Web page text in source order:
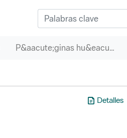
P&aacute;ginas hu&eacute;rfanas
Detalles